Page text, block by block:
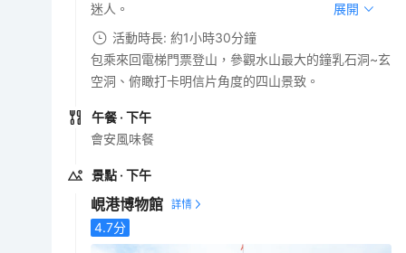
迷人。
展開
活動時長: 約1小時30分鐘
包乘來回電梯門票登山，參觀水山最大的鐘乳石洞~玄
空洞、俯瞰打卡明信片角度的四山景致。
午餐 · 下午
會安風味餐
景點 · 下午
峴港博物館
4.7分